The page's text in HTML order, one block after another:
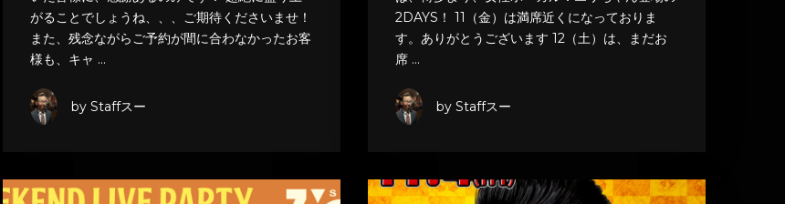
がることでしょうね、、、ご期待くださいませ！
また、残念ながらご予約が間に合わなかったお客
様も、キャ …
by Staffスー
2DAYS！ 11（金）は満席近くになっておりま
す。ありがとうございます 12（土）は、まだお
席 …
by Staffスー